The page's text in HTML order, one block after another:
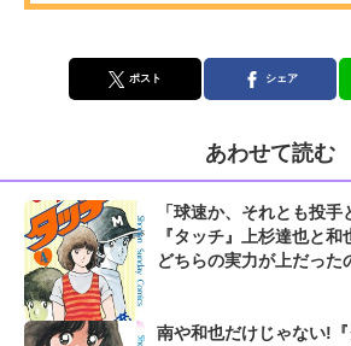
ポスト シェア
あわせて読む
「球速か、それとも投手
『タッチ』上杉達也と
どちらの実力が上だった
南や和也だけじゃない!